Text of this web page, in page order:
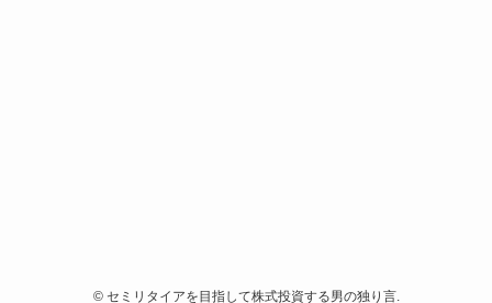
©セミリタイアを目指して株式投資する男の独り言.